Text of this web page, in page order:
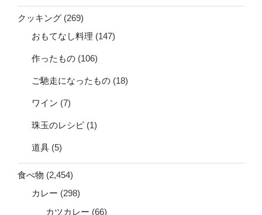
クッキング (269)
おもてなし料理 (147)
作ったもの (106)
ご馳走になったもの (18)
ワイン (7)
珠玉のレシピ (1)
道具 (5)
食べ物 (2,454)
カレー (298)
カツカレー (66)